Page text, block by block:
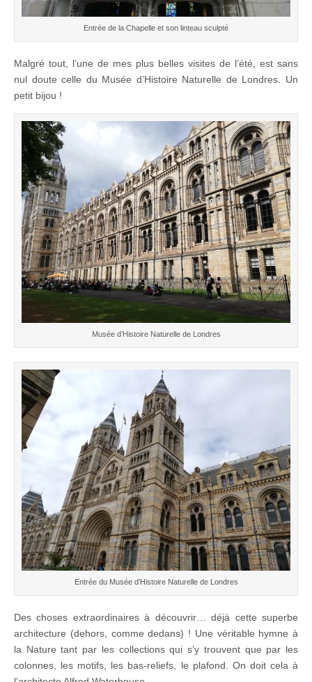
Entrée de la Chapelle et son linteau sculpté
Malgré tout, l’une de mes plus belles visites de l’été, est sans
nul doute celle du Musée d’Histoire Naturelle de Londres. Un
petit bijou !
Musée d’Histoire Naturelle de Londres
Entrée du Musée d’Histoire Naturelle de Londres
Des choses extraordinaires à découvrir… déjà cette superbe
architecture (dehors, comme dedans) ! Une véritable hymne à
la Nature tant par les collections qui s’y trouvent que par les
colonnes, les motifs, les bas-reliefs, le plafond. On doit cela à